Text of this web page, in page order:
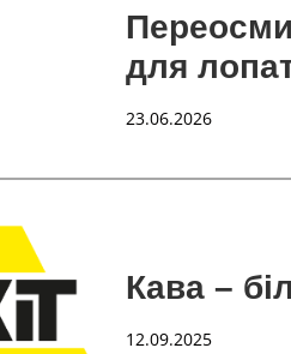
для
23.06.2026
Кава –
12.09.2025